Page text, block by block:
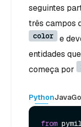
seguintes
três campos
color
e
entidades
começa por
PythonJavaGo
from